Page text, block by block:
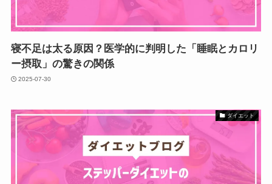
寝不足は太る原因？医学的に判明した「睡眠とカロリ
ー摂取」の驚きの関係
2025-07-30
ダイエット